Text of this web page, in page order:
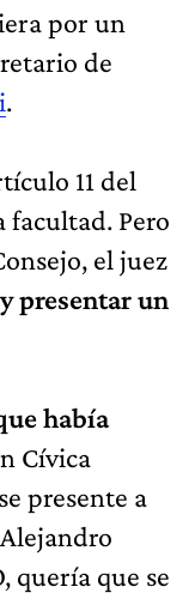
por un
de
.
11 del
facultad. Pero
el juez
presentar un
había
Cívica
presente a
quería que se